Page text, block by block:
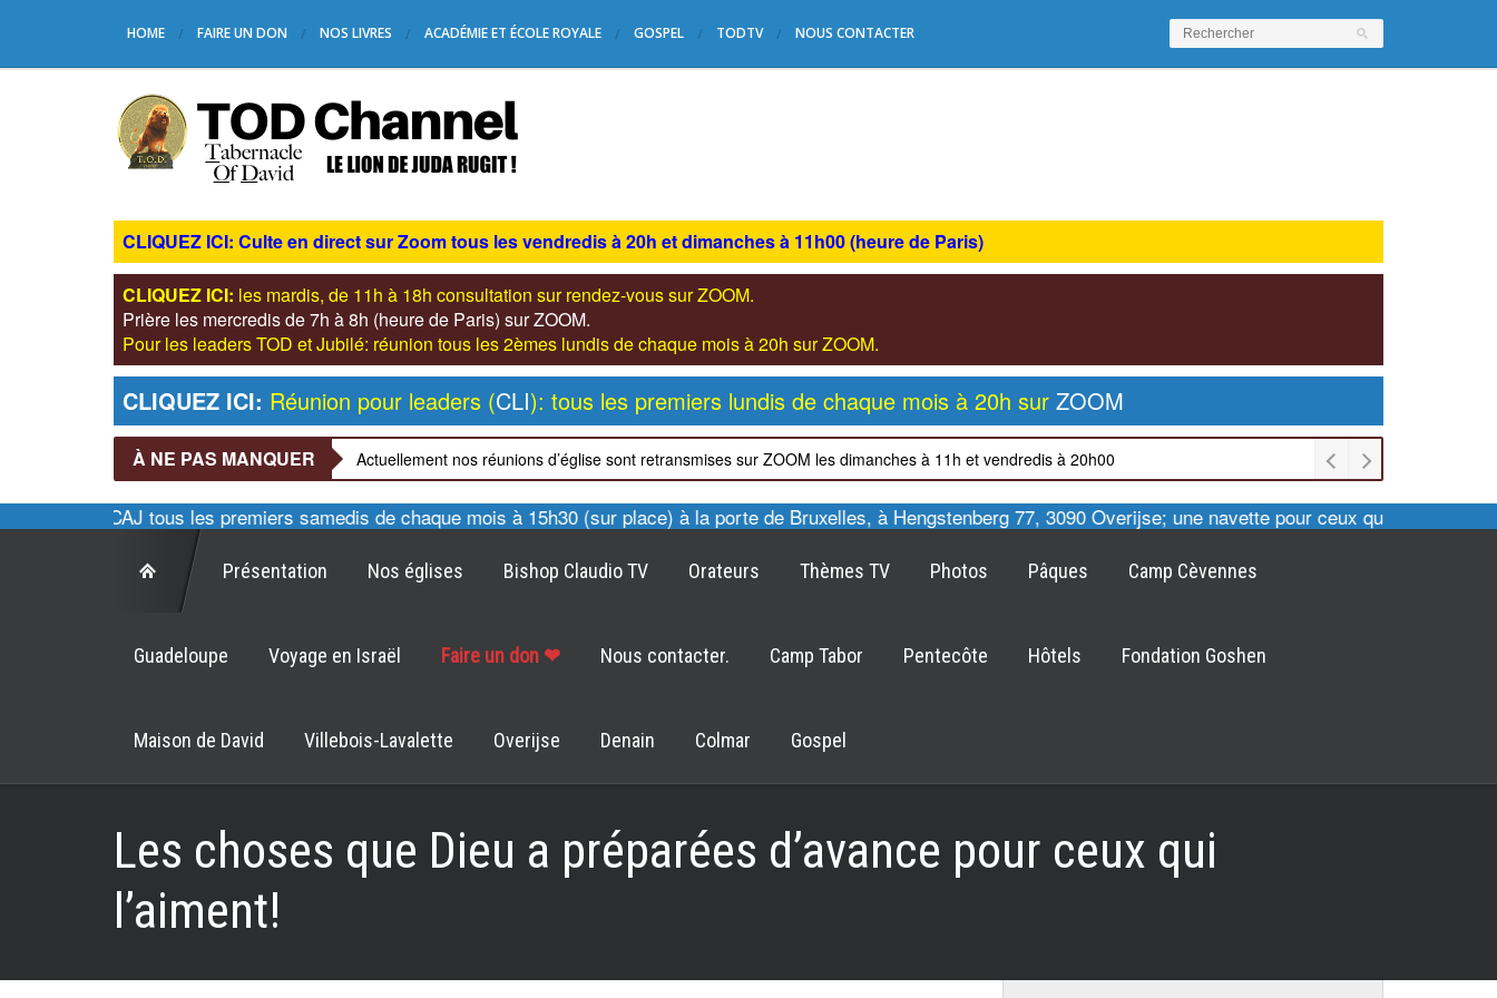
HOME FAIRE UN DON NOS LIVRES ACADÉMIE ET ÉCOLE ROYALE GOSPEL TODTV NOUS CONTACTER
CLIQUEZ ICI: Culte en direct sur Zoom tous les vendredis à 20h et dimanches à 11h00 (heure de Paris)
CLIQUEZ ICI: les mardis, de 11h à 18h consultation sur rendez-vous sur ZOOM.
Prière les mercredis de 7h à 8h (heure de Paris) sur ZOOM.
Pour les leaders TOD et Jubilé: réunion tous les 2èmes lundis de chaque mois à 20h sur ZOOM.
CLIQUEZ ICI: Réunion pour leaders (CLI): tous les premiers lundis de chaque mois à 20h sur ZOOM
À NE PAS MANQUER Actuellement nos réunions d’église sont retransmises sur ZOOM les dimanches à 11h et vendredis à 20h00
des CAJ tous les premiers samedis de chaque mois à 15h30 (sur place) à la porte de Bruxelles, à Hengstenberg 77, 3090 Overijse; une navette pour ceux qui le désirent
Présentation Nos églises Bishop Claudio TV Orateurs Thèmes TV Photos Pâques Camp Cèvennes
Guadeloupe Voyage en Israël Faire un don ❤ Nous contacter. Camp Tabor Pentecôte Hôtels Fondation Goshen
Maison de David Villebois-Lavalette Overijse Denain Colmar Gospel
Les choses que Dieu a préparées d’avance pour ceux qui
l’aiment!